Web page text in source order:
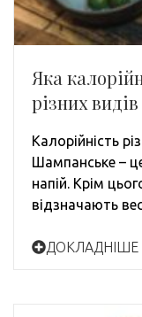
Яка
різних
Калорійність
Шампанське –
напій. Крім
відзначають
ДОКЛАДНІШЕ